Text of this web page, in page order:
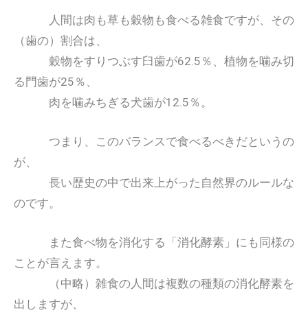
人間は肉も草も穀物も食べる雑食ですが、その
（歯の）割合は、
穀物をすりつぶす臼歯が62.5％、植物を噛み切
る門歯が25％、
肉を噛みちぎる犬歯が12.5％。
つまり、このバランスで食べるべきだというの
が、
長い歴史の中で出来上がった自然界のルールな
のです。
また食べ物を消化する「消化酵素」にも同様の
ことが言えます。
（中略）雑食の人間は複数の種類の消化酵素を
出しますが、